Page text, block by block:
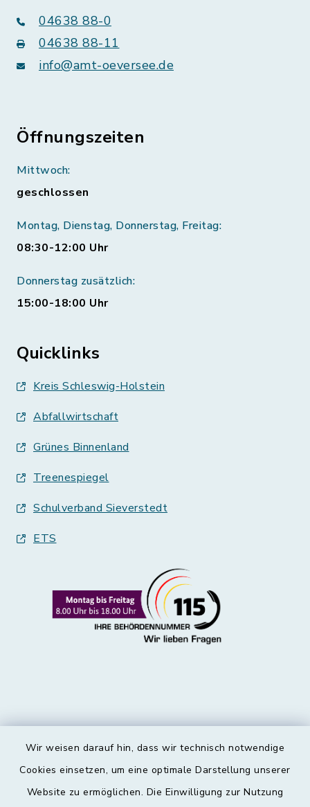
Wir weisen darauf hin, dass wir technisch notwendige
Cookies einsetzen, um eine optimale Darstellung unserer
Website zu ermöglichen. Die Einwilligung zur Nutzung
04638 88-0
04638 88-11
info@amt-oeversee.de
Öffnungszeiten
Mittwoch:
geschlossen
Montag, Dienstag, Donnerstag, Freitag:
08:30-12:00 Uhr
Donnerstag zusätzlich:
15:00-18:00 Uhr
Quicklinks
Kreis Schleswig-Holstein
Abfallwirtschaft
Grünes Binnenland
Treenespiegel
Schulverband Sieverstedt
ETS
Kontakt